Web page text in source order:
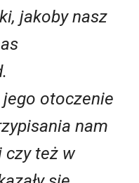
jakoby nasz
otoczenie
nam
czy też w